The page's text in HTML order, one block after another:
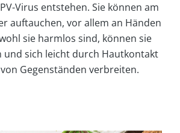
Virus entstehen. Sie können am
auftauchen, vor allem an Händen
sie harmlos sind, können sie
und sich leicht durch Hautkontakt
Gegenständen verbreiten.